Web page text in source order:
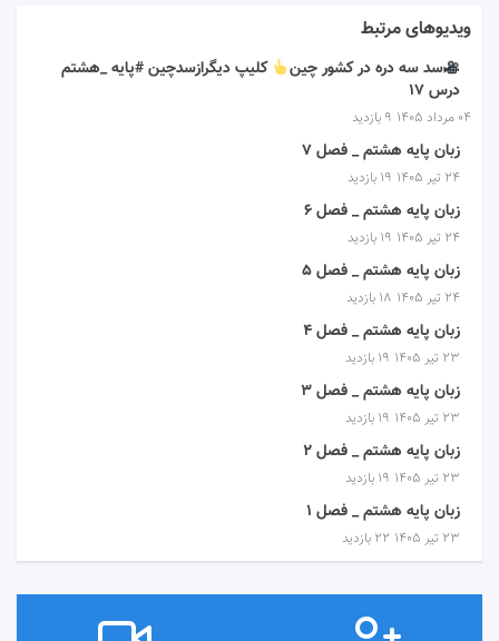
ویدیوهای مرتبط
سد سه دره در کشور چین
کلیپ دیگرازسدچین #پایه _هشتم
درس ۱۷
۰۴ مرداد ۱۴۰۵ 9 بازدید
زبان پایه هشتم _ فصل 7
۲۴ تیر ۱۴۰۵ 19 بازدید
زبان پایه هشتم _ فصل 6
۲۴ تیر ۱۴۰۵ 19 بازدید
زبان پایه هشتم _ فصل 5
۲۴ تیر ۱۴۰۵ 18 بازدید
زبان پایه هشتم _ فصل 4
۲۳ تیر ۱۴۰۵ 19 بازدید
زبان پایه هشتم _ فصل 3
۲۳ تیر ۱۴۰۵ 19 بازدید
زبان پایه هشتم _ فصل 2
۲۳ تیر ۱۴۰۵ 19 بازدید
زبان پایه هشتم _ فصل 1
۲۳ تیر ۱۴۰۵ 22 بازدید